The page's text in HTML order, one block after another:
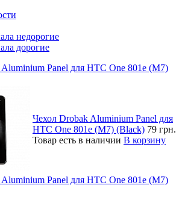
недорогие
дорогие
Panel для HTC One 801e (M7)
Чехол Drobak Aluminium Panel для
HTC One 801e (M7) (Black) 79 грн.
Товар есть в наличии В корзину
Panel для HTC One 801e (M7)